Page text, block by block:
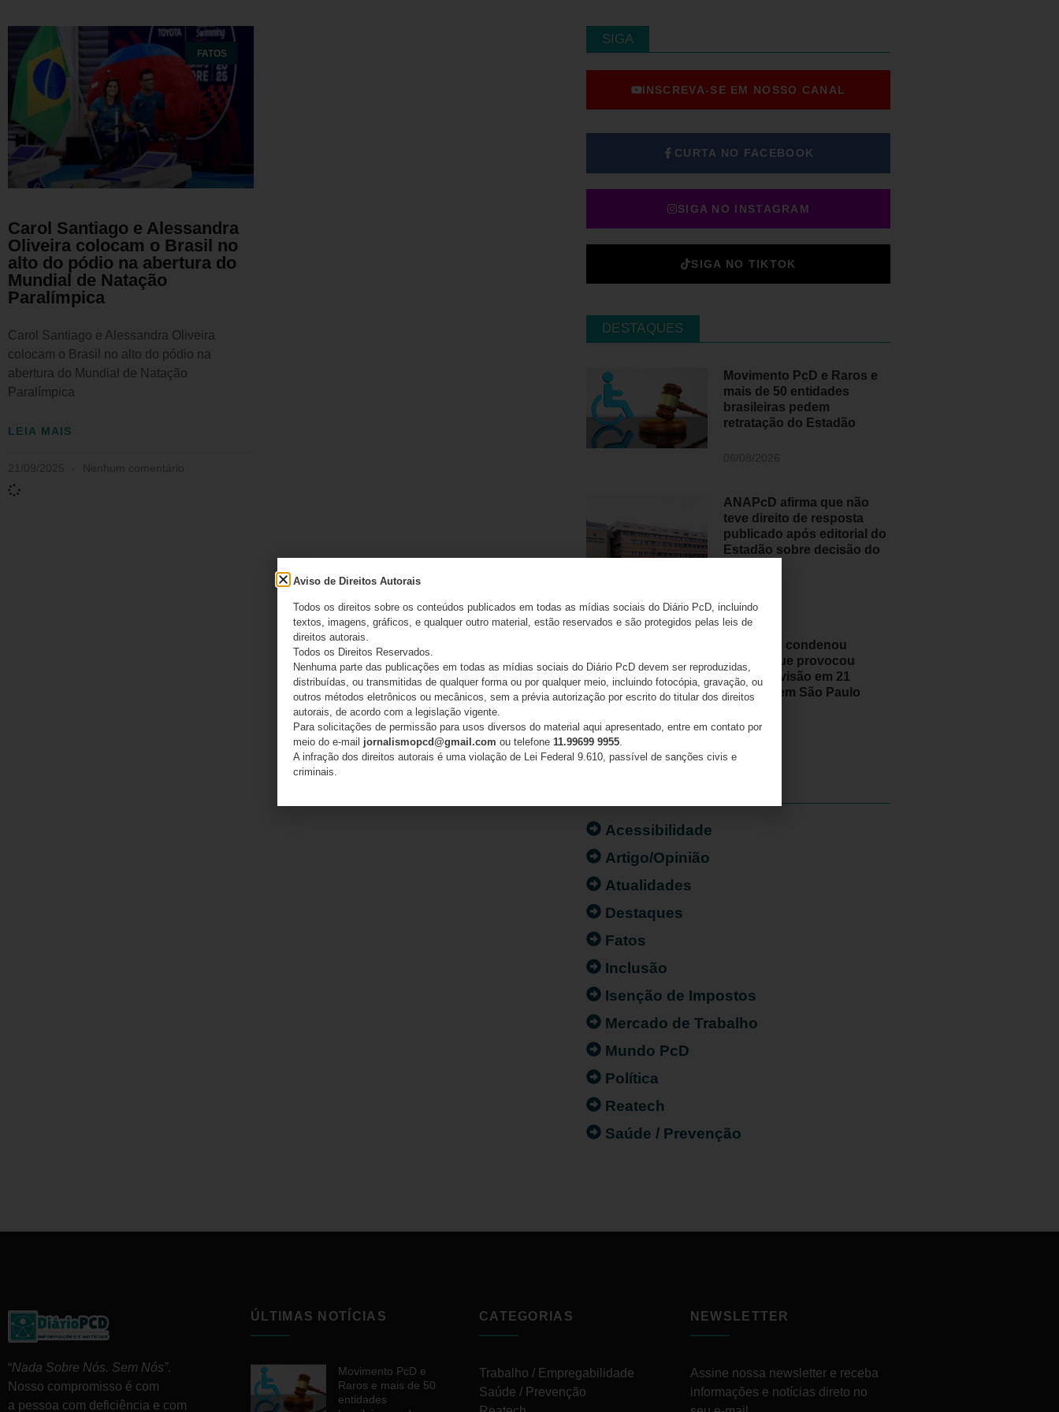
FATOS
Carol Santiago e Alessandra
Oliveira colocam o Brasil no
alto do pódio na abertura do
Mundial de Natação
Paralímpica
Carol Santiago e Alessandra Oliveira
colocam o Brasil no alto do pódio na
abertura do Mundial de Natação
Paralímpica
LEIA MAIS
SIGA
INSCREVA-SE EM NOSSO CANAL
CURTA NO FACEBOOK
SIGA NO INSTAGRAM
SIGA NO TIKTOK
DESTAQUES
Movimento PcD e Raros e
mais de 50 entidades
brasileiras pedem
retratação do Estadão
ANAPcD afirma que não
teve direito de resposta
publicado após editorial do
Estadão sobre decisão do
06/08/2026
Judiciário condenou
médico que provocou
perda de visão em 21
pessoas em São Paulo
05/08/2026
Acessibilidade
Artigo/Opinião
Atualidades
Destaques
Fatos
Inclusão
Isenção de Impostos
Mercado de Trabalho
Mundo PcD
Política
Reatech
Saúde / Prevenção
“Nada Sobre Nós. Sem Nós”.
Nosso compromisso é com
a pessoa com deficiência e com
ÚLTIMAS NOTÍCIAS
Movimento PcD e
Raros e mais de 50
entidades
CATEGORIAS
Trabalho / Empregabilidade
Saúde / Prevenção
NEWSLETTER
Assine nossa newsletter e receba
informações e notícias direto no
Aviso de Direitos Autorais
Todos os direitos sobre os conteúdos publicados em todas as mídias sociais do Diário PcD, incluindo
textos, imagens, gráficos, e qualquer outro material, estão reservados e são protegidos pelas leis de
direitos autorais.
Todos os Direitos Reservados.
Nenhuma parte das publicações em todas as mídias sociais do Diário PcD devem ser reproduzidas,
distribuídas, ou transmitidas de qualquer forma ou por qualquer meio, incluindo fotocópia, gravação, ou
outros métodos eletrônicos ou mecânicos, sem a prévia autorização por escrito do titular dos direitos
autorais, de acordo com a legislação vigente.
Para solicitações de permissão para usos diversos do material aqui apresentado, entre em contato por
meio do e-mail jornalismopcd@gmail.com ou telefone 11.99699 9955.
A infração dos direitos autorais é uma violação de Lei Federal 9.610, passível de sanções civis e
criminais.